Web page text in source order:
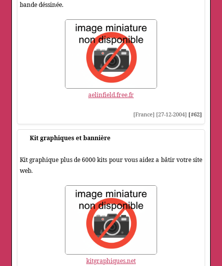
bande déssinée.
aelinfield.free.fr
[France] [27-12-2004] [#62]
Kit graphiques et bannière
Kit graphique plus de 6000 kits pour vous aidez a bâtir votre site
web.
kitgraphiques.net